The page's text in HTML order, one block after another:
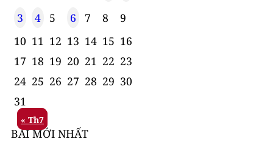
3
4 5 6 7 8
9
10 11 12 13 14 15 16
17 18 19 20 21 22 23
24 25 26 27 28 29 30
31
« Th7
BÀI MỚI NHẤT